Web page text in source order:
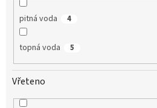
pitná voda 4
topná voda 5
Vřeteno